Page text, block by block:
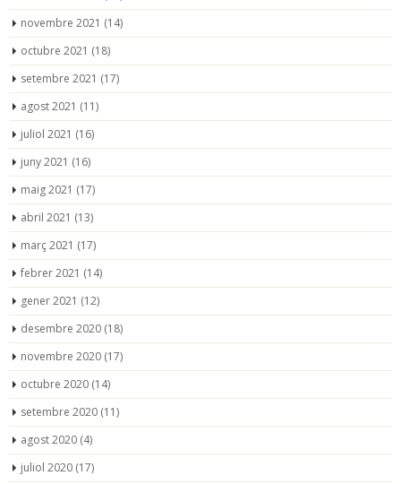
novembre 2021 (14)
octubre 2021 (18)
setembre 2021 (17)
agost 2021 (11)
juliol 2021 (16)
juny 2021 (16)
maig 2021 (17)
abril 2021 (13)
març 2021 (17)
febrer 2021 (14)
gener 2021 (12)
desembre 2020 (18)
novembre 2020 (17)
octubre 2020 (14)
setembre 2020 (11)
agost 2020 (4)
juliol 2020 (17)